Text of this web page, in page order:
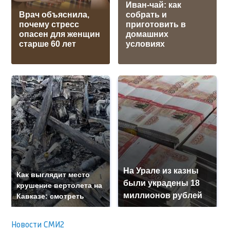
Врач объяснила,
почему стресс
опасен для женщин
старше 60 лет
Иван-чай: как
собрать и
приготовить в
домашних
условиях
Как выглядит место
крушение вертолета на
Кавказе: смотреть
На Урале из казны
были украдены 18
миллионов рублей
Новости СМИ2